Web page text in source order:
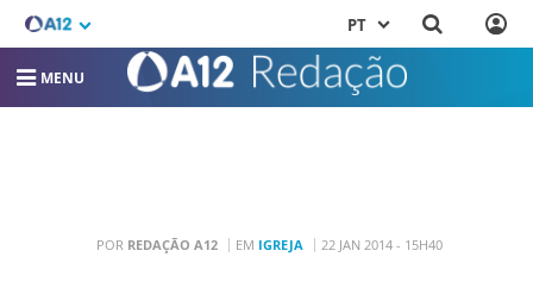
PT
MENU
POR REDAÇÃO A12 EM IGREJA 22 JAN 2014 - 15H40